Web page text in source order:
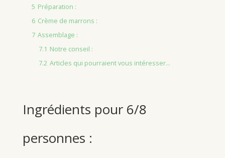
5 Préparation :
6 Crème de marrons :
7 Assemblage :
7.1 Notre conseil :
7.2 Articles qui pourraient vous intéresser...
Ingrédients pour 6/8
personnes :